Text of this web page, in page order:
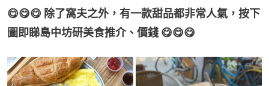
😋😋😋 除了窩夫之外，有一款甜品都非常人氣，按下
圖即睇島中坊研美食推介、價錢 😋😋😋